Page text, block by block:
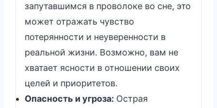
запутавшимся в проволоке во сне, это
может отражать чувство
потерянности и неуверенности в
реальной жизни. Возможно, вам не
хватает ясности в отношении своих
целей и приоритетов.
Опасность и угроза: Острая